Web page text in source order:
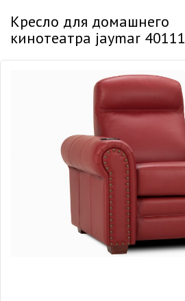
Кресло для домашнего
кинотеатра jaymar 40111